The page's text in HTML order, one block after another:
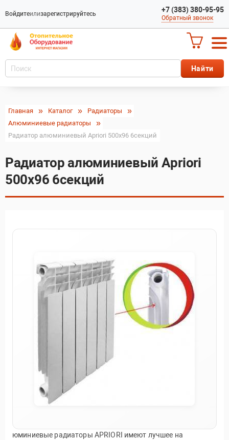
Войдитеилизарегистрируйтесь +7 (383) 380-95-95
Обратный звонок
Главная Каталог
Радиаторы
Алюминиевые радиаторы
Радиатор алюминиевый Apriori 500х96 6секций
Радиатор алюминиевый Apriori
500х96 6секций
юминиевые радиаторы APRIORI имеют лучшее на